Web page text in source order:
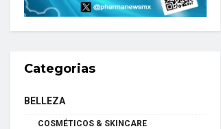
Categorias
BELLEZA
COSMÉTICOS & SKINCARE